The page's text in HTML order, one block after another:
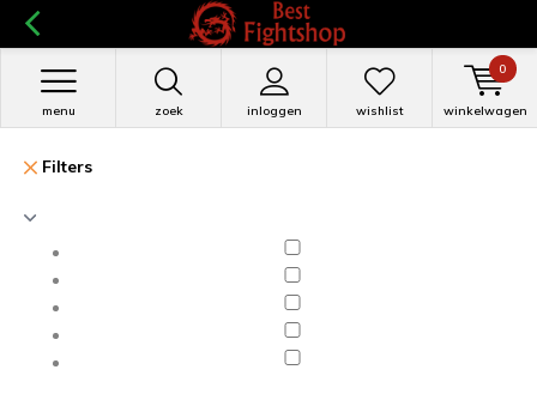
zoek inloggen
menu wishlist winkelwagen
0
Filters